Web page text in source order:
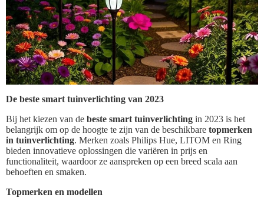
De beste smart tuinverlichting van 2023
Bij het kiezen van de beste smart tuinverlichting in 2023 is het
belangrijk om op de hoogte te zijn van de beschikbare topmerken
in tuinverlichting. Merken zoals Philips Hue, LITOM en Ring
bieden innovatieve oplossingen die variëren in prijs en
functionaliteit, waardoor ze aanspreken op een breed scala aan
behoeften en smaken.
Topmerken en modellen